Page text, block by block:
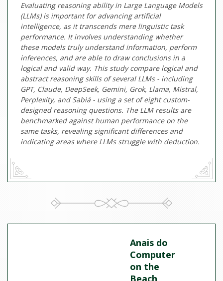
Evaluating reasoning ability in Large Language Models
(LLMs) is important for advancing artificial
intelligence, as it transcends mere linguistic task
performance. It involves understanding whether
these models truly understand information, perform
inferences, and are able to draw conclusions in a
logical and valid way. This study compare logical and
abstract reasoning skills of several LLMs - including
GPT, Claude, DeepSeek, Gemini, Grok, Llama, Mistral,
Perplexity, and Sabiá - using a set of eight custom-
designed reasoning questions. The LLM results are
benchmarked against human performance on the
same tasks, revealing significant differences and
indicating areas where LLMs struggle with deduction.
Anais do
Computer
on the